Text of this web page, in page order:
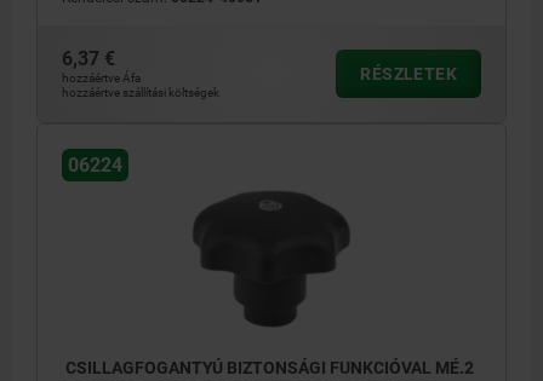
6,37 €
hozzáértve Áfa
hozzáértve szállítási költségek
RÉSZLETEK
06224
CSILLAGFOGANTYÚ BIZTONSÁGI FUNKCIÓVAL MÉ.2